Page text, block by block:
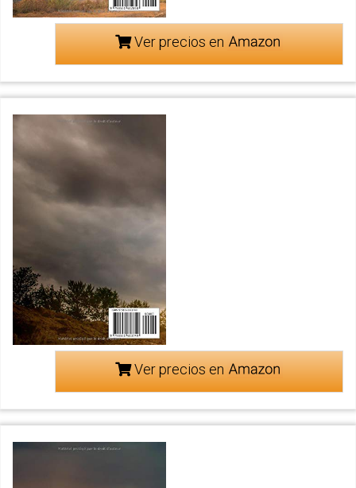
Ver precios en
Ver precios en